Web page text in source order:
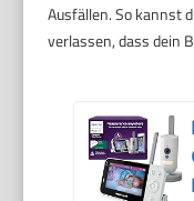
Ausfällen. So kannst
verlassen, dass dein